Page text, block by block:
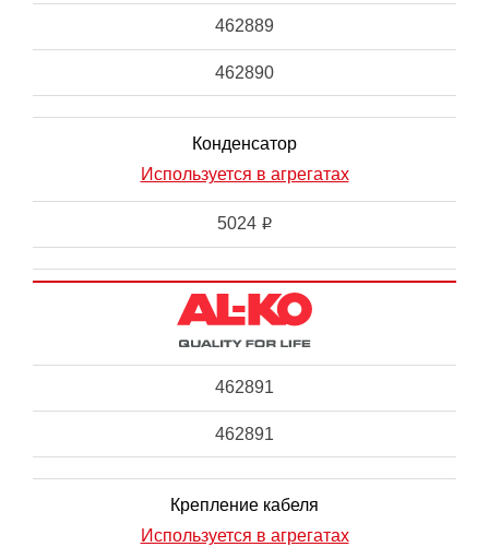
462889
462890
Конденсатор
Используется в агрегатах
5024 i
462891
462891
Крепление кабеля
Используется в агрегатах